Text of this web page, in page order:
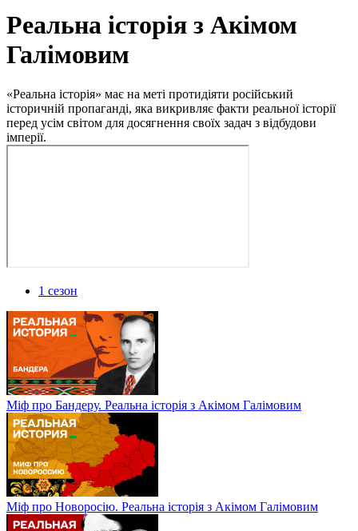
Реальна історія з Акімом
Галімовим
«Реальна історія» має на меті протидіяти російський
історичній пропаганді, яка викривляє факти реальної історії
перед усім світом для досягнення своїх задач з відбудови
імперії.
1 сезон
Міф про Бандеру. Реальна історія з Акімом Галімовим
Міф про Новоросію. Реальна історія з Акімом Галімовим